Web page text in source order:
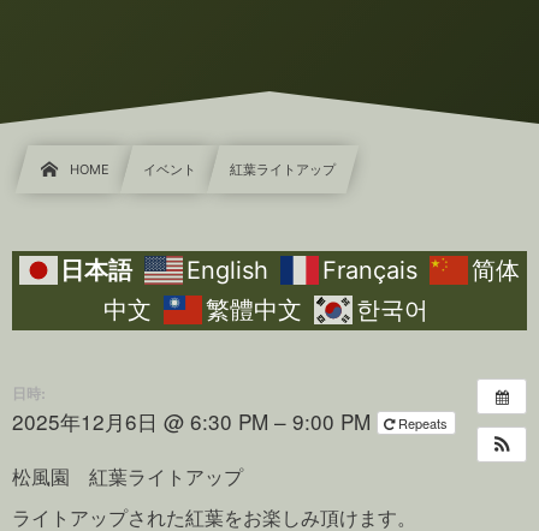
HOME イベント 紅葉ライトアップ
日本語 English Français
简体
中文
繁體中文 한국어
日時:
2025年12月6日 @ 6:30 PM – 9:00 PM Repeats
松風園 紅葉ライトアップ
ライトアップされた紅葉をお楽しみ頂けます。